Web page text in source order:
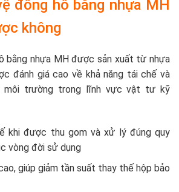
đồng hồ bằng nhựa MH
không
bằng nhựa MH được sản xuất từ nhựa
đánh giá cao về khả năng tái chế và
môi trường trong lĩnh vực vật tư kỹ
khi được thu gom và xử lý đúng quy
vòng đời sử dụng
giúp giảm tần suất thay thế hộp bảo